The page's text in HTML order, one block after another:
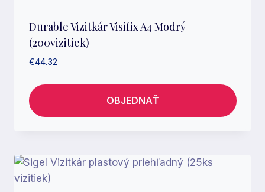
Durable Vizitkár Visifix A4 Modrý
(200vizitiek)
€44.32
OBJEDNAŤ